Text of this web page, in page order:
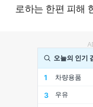
로하는 한편 피해